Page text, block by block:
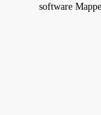
software